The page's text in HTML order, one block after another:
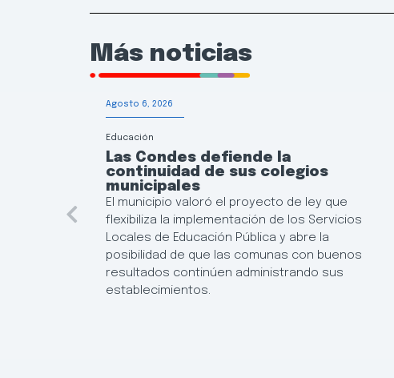
Más noticias
Agosto 6, 2026
Educación
Las Condes defiende la
continuidad de sus colegios
municipales
El municipio valoró el proyecto de ley que
flexibiliza la implementación de los Servicios
Locales de Educación Pública y abre la
posibilidad de que las comunas con buenos
resultados continúen administrando sus
establecimientos.